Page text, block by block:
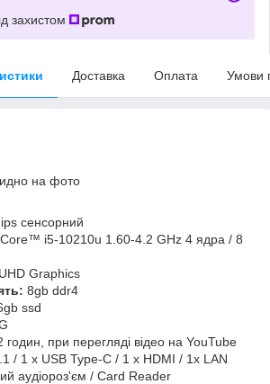
захистом
Доставка Оплата Умови
на фото
сенсорний
i5-10210u 1.60-4.2 GHz 4 ядра / 8
Graphics
8gb ddr4
ssd
годин, при перегляді відео на YouTube
/ 1 x USB Type-C / 1 x HDMI / 1x LAN
аудіороз'єм / Card Reader